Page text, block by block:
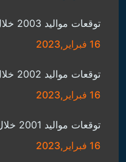
توقعات مواليد 2003 خلال عام 2023
16 فبراير,2023
توقعات مواليد 2002 خلال عام 2023
16 فبراير,2023
توقعات مواليد 2001 خلال عام 2023
16 فبراير,2023